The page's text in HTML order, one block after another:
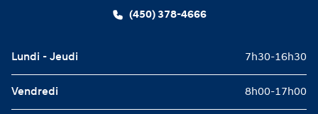
(450) 378-4666
Lundi - Jeudi 7h30-16h30
Vendredi 8h00-17h00